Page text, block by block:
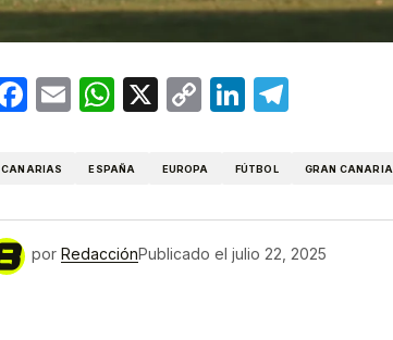
Facebook
EmailWhatsApp
X
CopyLinkedIn
CANARIAS ESPAÑA EUROPA FÚTBOL GRAN CANARIA
por RedacciónPublicado el julio 22, 2025